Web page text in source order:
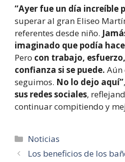
“Ayer fue un día increíble
superar al gran Eliseo
referentes desde niño.
imaginado que podía
Pero con trabajo,
confianza si se puede. Aún
seguimos. No lo dejo aquí”
sus redes sociales,
continuar compitiendo y
Categorías
Noticias
Los beneficios de los